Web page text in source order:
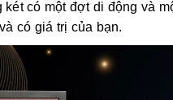
két có một đợt di động và
có giá trị của bạn.